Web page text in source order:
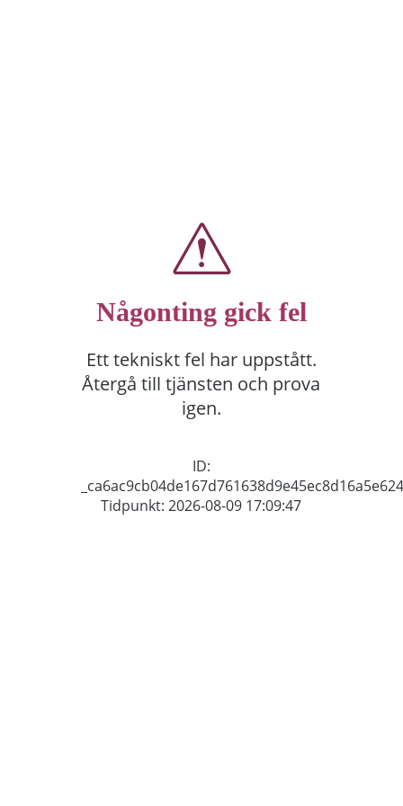
Någonting gick fel
Ett tekniskt fel har uppstått.
Återgå till tjänsten och prova
igen.
ID:
Tidpunkt: 2026-08-09 17:09:47